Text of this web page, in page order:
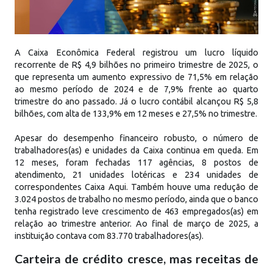
A Caixa Econômica Federal registrou um lucro líquido
recorrente de R$ 4,9 bilhões no primeiro trimestre de 2025, o
que representa um aumento expressivo de 71,5% em relação
ao mesmo período de 2024 e de 7,9% frente ao quarto
trimestre do ano passado. Já o lucro contábil alcançou R$ 5,8
bilhões, com alta de 133,9% em 12 meses e 27,5% no trimestre.
Apesar do desempenho financeiro robusto, o número de
trabalhadores(as) e unidades da Caixa continua em queda. Em
12 meses, foram fechadas 117 agências, 8 postos de
atendimento, 21 unidades lotéricas e 234 unidades de
correspondentes Caixa Aqui. Também houve uma redução de
3.024 postos de trabalho no mesmo período, ainda que o banco
tenha registrado leve crescimento de 463 empregados(as) em
relação ao trimestre anterior. Ao final de março de 2025, a
instituição contava com 83.770 trabalhadores(as).
Carteira de crédito cresce, mas receitas de